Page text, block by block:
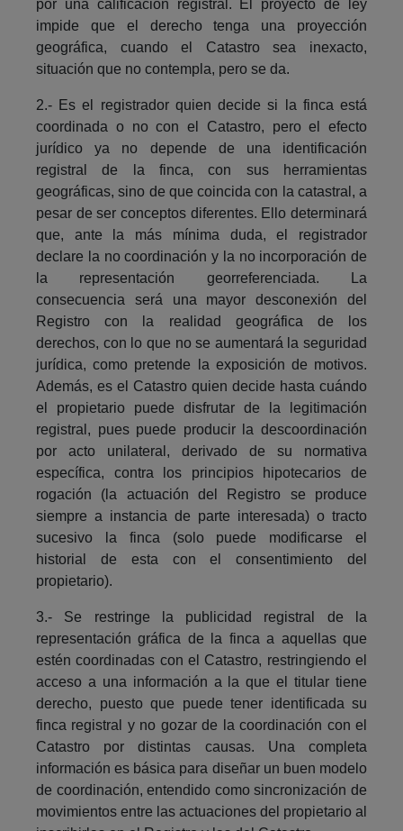
por una calificación registral. El proyecto de ley
impide que el derecho tenga una proyección
geográfica, cuando el Catastro sea inexacto,
situación que no contempla, pero se da.
2.- Es el registrador quien decide si la finca está
coordinada o no con el Catastro, pero el efecto
jurídico ya no depende de una identificación
registral de la finca, con sus herramientas
geográficas, sino de que coincida con la catastral, a
pesar de ser conceptos diferentes. Ello determinará
que, ante la más mínima duda, el registrador
declare la no coordinación y la no incorporación de
la representación georreferenciada. La
consecuencia será una mayor desconexión del
Registro con la realidad geográfica de los
derechos, con lo que no se aumentará la seguridad
jurídica, como pretende la exposición de motivos.
Además, es el Catastro quien decide hasta cuándo
el propietario puede disfrutar de la legitimación
registral, pues puede producir la descoordinación
por acto unilateral, derivado de su normativa
específica, contra los principios hipotecarios de
rogación (la actuación del Registro se produce
siempre a instancia de parte interesada) o tracto
sucesivo la finca (solo puede modificarse el
historial de esta con el consentimiento del
propietario).
3.- Se restringe la publicidad registral de la
representación gráfica de la finca a aquellas que
estén coordinadas con el Catastro, restringiendo el
acceso a una información a la que el titular tiene
derecho, puesto que puede tener identificada su
finca registral y no gozar de la coordinación con el
Catastro por distintas causas. Una completa
información es básica para diseñar un buen modelo
de coordinación, entendido como sincronización de
movimientos entre las actuaciones del propietario al